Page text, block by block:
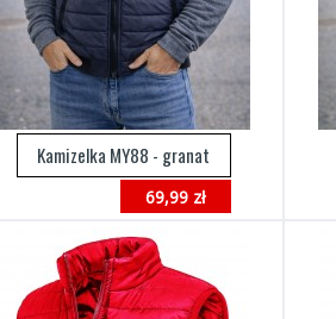
Kamizelka MY88 - granat
69,99 zł